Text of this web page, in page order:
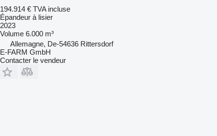
194.914 € TVA incluse
Épandeur à lisier
2023
Volume 6.000 m³
Allemagne, De-54636 Rittersdorf
E-FARM GmbH
Contacter le vendeur